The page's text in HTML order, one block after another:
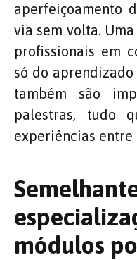
aperfeiçoamento
via sem volta.
profissionais em
só do
também são
palestras, tudo
experiências entre
módulos